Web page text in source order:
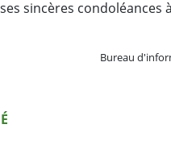
sincères condoléances
Bureau